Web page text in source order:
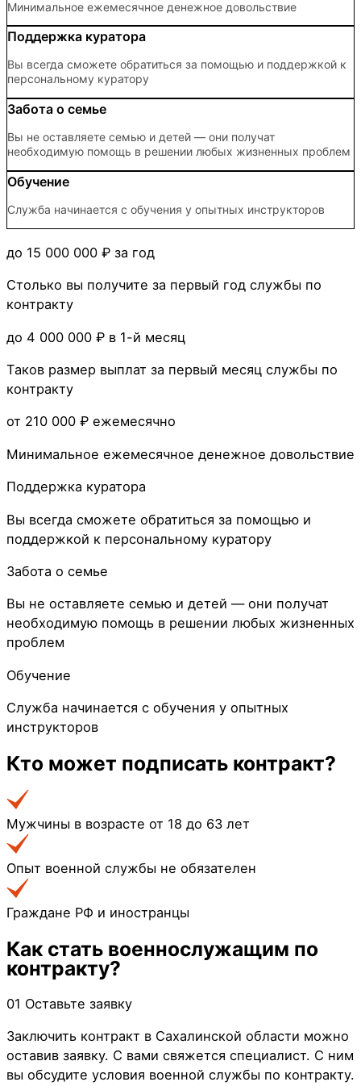
Минимальное ежемесячное денежное довольствие
Поддержка куратора
Вы всегда сможете обратиться за помощью и поддержкой к
персональному куратору
Забота о семье
Вы не оставляете семью и детей — они получат
необходимую помощь в решении любых жизненных проблем
Обучение
Служба начинается с обучения у опытных инструкторов
до 15 000 000 ₽ за год
Столько вы получите за первый год службы по
контракту
до 4 000 000 ₽ в 1-й месяц
Таков размер выплат за первый месяц службы по
контракту
от 210 000 ₽ ежемесячно
Минимальное ежемесячное денежное довольствие
Поддержка куратора
Вы всегда сможете обратиться за помощью и
поддержкой к персональному куратору
Забота о семье
Вы не оставляете семью и детей — они получат
необходимую помощь в решении любых жизненных
проблем
Обучение
Служба начинается с обучения у опытных
инструкторов
Кто может подписать контракт?
Мужчины в возрасте от 18 до 63 лет
Опыт военной службы не обязателен
Граждане РФ и иностранцы
Как стать военнослужащим по
контракту?
01 Оставьте заявку
Заключить контракт в Сахалинской области можно
оставив заявку. С вами свяжется специалист. С ним
вы обсудите условия военной службы по контракту.